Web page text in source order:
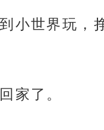
小世界玩，
家了。